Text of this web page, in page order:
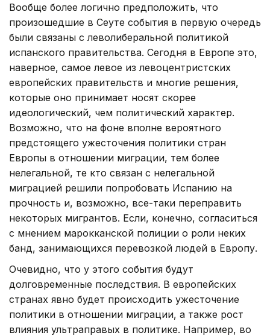
Вообще более логично предположить, что
произошедшие в Сеуте события в первую очередь
были связаны с леволиберальной политикой
испанского правительства. Сегодня в Европе это,
наверное, самое левое из левоцентристских
европейских правительств и многие решения,
которые оно принимает носят скорее
идеологический, чем политический характер.
Возможно, что на фоне вполне вероятного
предстоящего ужесточения политики стран
Европы в отношении миграции, тем более
нелегальной, те кто связан с нелегальной
миграцией решили попробовать Испанию на
прочность и, возможно, все-таки переправить
некоторых мигрантов. Если, конечно, согласиться
с мнением марокканской полиции о роли неких
банд, занимающихся перевозкой людей в Европу.
Очевидно, что у этого события будут
долговременные последствия. В европейских
странах явно будет происходить ужесточение
политики в отношении миграции, а также рост
влияния ультраправых в политике. Например, во